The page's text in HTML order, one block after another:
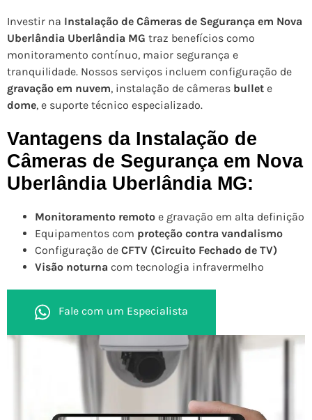
Investir na Instalação de Câmeras de Segurança em Nova
Uberlândia Uberlândia MG traz benefícios como
monitoramento contínuo, maior segurança e
tranquilidade. Nossos serviços incluem configuração de
gravação em nuvem, instalação de câmeras bullet e
dome, e suporte técnico especializado.
Vantagens da Instalação de
Câmeras de Segurança em Nova
Uberlândia Uberlândia MG:
Monitoramento remoto e gravação em alta definição
Equipamentos com proteção contra vandalismo
Configuração de CFTV (Circuito Fechado de TV)
Visão noturna com tecnologia infravermelho
Fale com um Especialista